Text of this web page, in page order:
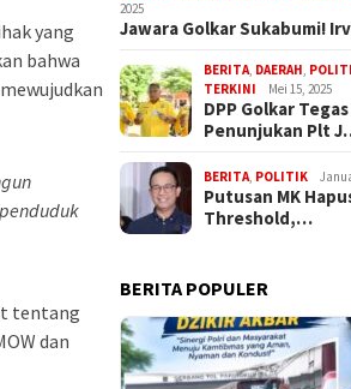
yang
bahwa
tentang
dan
2025
Jawara Golkar Sukabumi!
BERITA DAERAH
TERKINI
Mei 15, 2025
DPP Golkar
Penunjukan Plt
BERITA POLITIK
Putusan MK
Threshold,…
BERITA POPULER